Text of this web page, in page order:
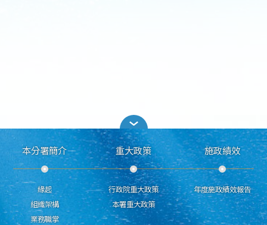
本分署簡介
緣起
組織架構
業務職掌
重大政策
行政院重大政策
本署重大政策
施政績效
年度施政績效報告